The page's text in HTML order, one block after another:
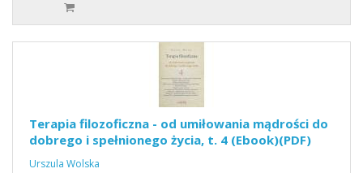
Terapia filozoficzna - od umiłowania mądrości do
dobrego i spełnionego życia, t. 4 (Ebook)(PDF)
Urszula Wolska